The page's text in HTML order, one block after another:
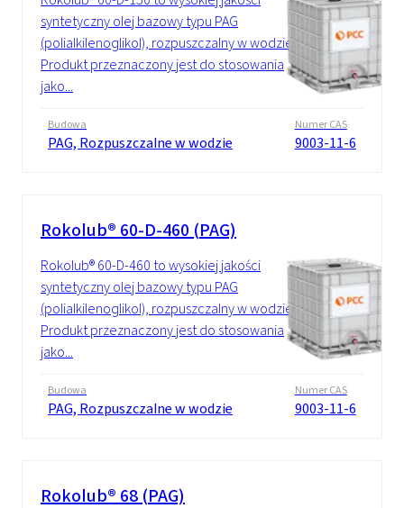
syntetyczny olej bazowy typu PAG
(polialkilenoglikol), rozpuszczalny w wodzie.
Produkt przeznaczony jest do stosowania
jako...
Budowa
PAG, Rozpuszczalne w wodzie
Numer CAS
9003-11-6
Rokolub® 60-D-460 (PAG)
Rokolub® 60-D-460 to wysokiej jakości
syntetyczny olej bazowy typu PAG
(polialkilenoglikol), rozpuszczalny w wodzie.
Produkt przeznaczony jest do stosowania
jako...
Budowa
PAG, Rozpuszczalne w wodzie
Numer CAS
9003-11-6
Rokolub® 68 (PAG)